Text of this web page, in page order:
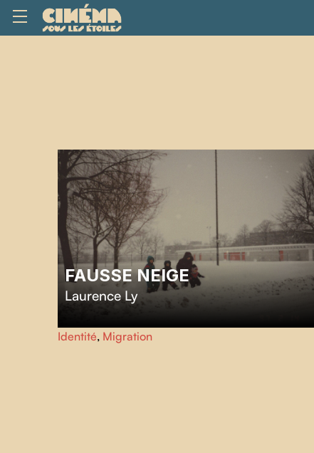
FAUSSE NEIGE
Laurence Ly
Une série de photos servant de correspondances
familiales entre le Canada et le Cambodge a été partagée
Identité, Migration